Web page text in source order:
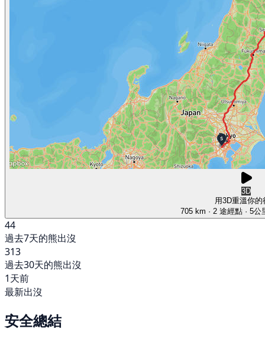
3D
用3D重溫你的
705 km · 2 途經點· 5公
44
過去7天的熊出沒
313
過去30天的熊出沒
1天前
最新出沒
安全總結